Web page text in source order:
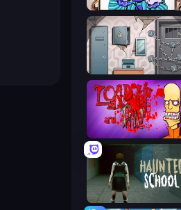
Exhibit of Sorrows
Cube Stories: Escape
Load Up and Kill
Haunted School